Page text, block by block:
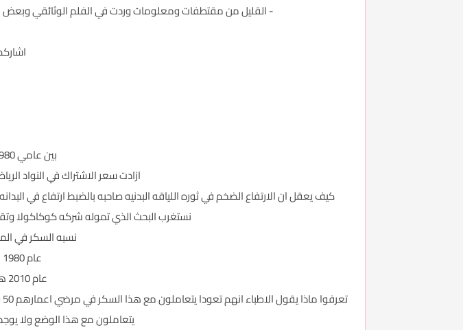
- القليل من مقتطفات ومعلومات وردت في الفلم الوثائقي وبعض
بين عامي 1980 الي 2000 ..
ازادت سعر الاشتراك في النواد
كيف يعقل ان الارتفاع الضخم في ثوره اللياقه البدنيه صاحبه بالضبط ارتفاع في
نستغرب البحث الذي تموله شركه كوكاكولا
نسبه السكر في
عام 1980 هي صفر
عام 2010 هي 57،638
يتعاملون مع هذا الوضع ولا